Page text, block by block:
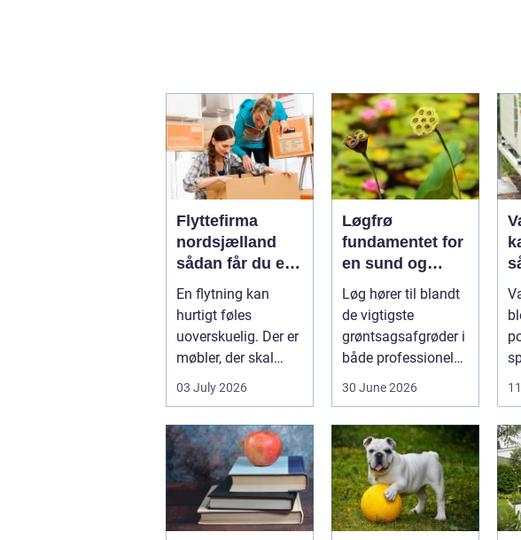
Flyttefirma
nordsjælland
sådan får du en
tryg og effektiv
flytning
En flytning kan
hurtigt føles
uoverskuelig. Der er
møbler, der skal
bæres, kasser der
skal pakkes, o...
03 July 2026
Løgfrø
fundamentet for
en sund og
stabil løgavl
Løg hører til blandt
de vigtigste
grøntsagsafgrøder i
både professionel
30 June 2026